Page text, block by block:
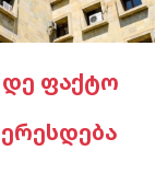
ფაქტო